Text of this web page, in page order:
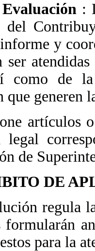
:
del
y
ser
como de
que generen
artículos
de
DE
regula
formularán
para la